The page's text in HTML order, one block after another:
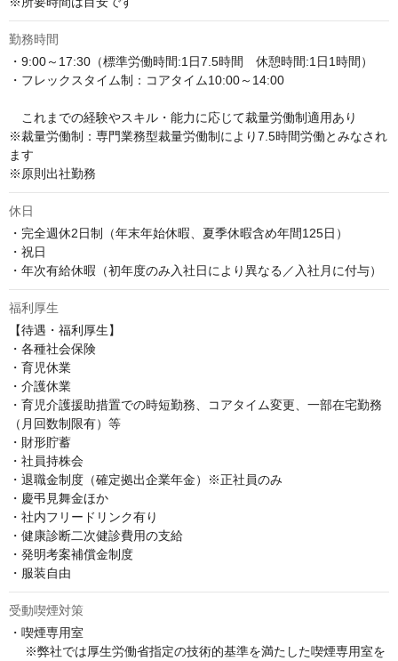
勤務時間
・9:00～17:30（標準労働時間:1日7.5時間　休憩時間:1日1時間）
・フレックスタイム制：コアタイム10:00～14:00
これまでの経験やスキル・能力に応じて裁量労働制適用あり
※裁量労働制：専門業務型裁量労働制により7.5時間労働とみなされ
ます
※原則出社勤務
休日
・完全週休2日制（年末年始休暇、夏季休暇含め年間125日）
・祝日
・年次有給休暇（初年度のみ入社日により異なる／入社月に付与）
福利厚生
【待遇・福利厚生】
・各種社会保険
・育児休業
・介護休業
・育児介護援助措置での時短勤務、コアタイム変更、一部在宅勤務
（月回数制限有）等
・財形貯蓄
・社員持株会
・退職金制度（確定拠出企業年金）※正社員のみ
・慶弔見舞金ほか
・社内フリードリンク有り
・健康診断二次健診費用の支給
・発明考案補償金制度
・服装自由
受動喫煙対策
・喫煙専用室